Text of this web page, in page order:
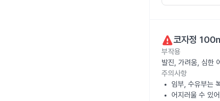
코자정
부작용
발진, 가려움, 심한
주의사항
임부, 수유부는
어지러울 수 있